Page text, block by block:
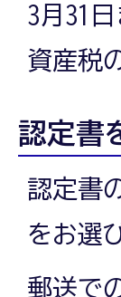
3月31
資産税
認定書
認定書
をお選
郵送で